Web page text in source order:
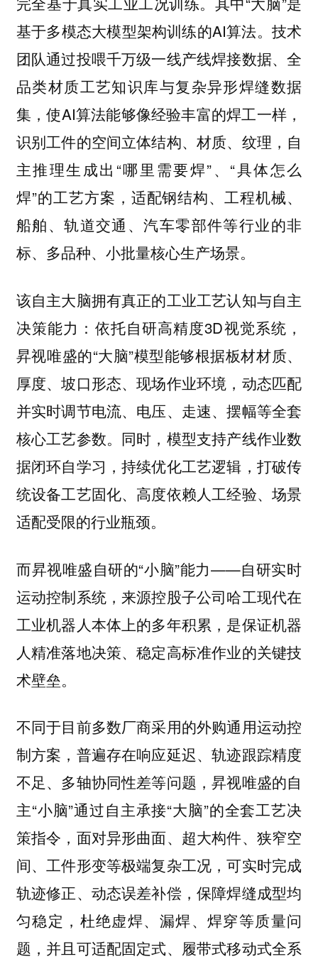
基于多模态大模型架构训练的AI算法。技术
团队通过投喂千万级一线产线焊接数据、全
品类材质工艺知识库与复杂异形焊缝数据
集，使AI算法能够像经验丰富的焊工一样，
识别工件的空间立体结构、材质、纹理，自
主推理生成出“哪里需要焊”、“具体怎么
焊”的工艺方案，适配钢结构、工程机械、
船舶、轨道交通、汽车零部件等行业的非
标、多品种、小批量核心生产场景。
该自主大脑拥有真正的工业工艺认知与自主
决策能力：依托自研高精度3D视觉系统，
昇视唯盛的“大脑”模型能够根据板材材质、
厚度、坡口形态、现场作业环境，动态匹配
并实时调节电流、电压、走速、摆幅等全套
核心工艺参数。同时，模型支持产线作业数
据闭环自学习，持续优化工艺逻辑，打破传
统设备工艺固化、高度依赖人工经验、场景
适配受限的行业瓶颈。
而昇视唯盛自研的“小脑”能力——自研实时
运动控制系统，来源控股子公司哈工现代在
工业机器人本体上的多年积累，是保证机器
人精准落地决策、稳定高标准作业的关键技
术壁垒。
不同于目前多数厂商采用的外购通用运动控
制方案，普遍存在响应延迟、轨迹跟踪精度
不足、多轴协同性差等问题，昇视唯盛的自
主“小脑”通过自主承接“大脑”的全套工艺决
策指令，面对异形曲面、超大构件、狭窄空
间、工件形变等极端复杂工况，可实时完成
轨迹修正、动态误差补偿，保障焊缝成型均
匀稳定，杜绝虚焊、漏焊、焊穿等质量问
题，并且可适配固定式、履带式移动式全系